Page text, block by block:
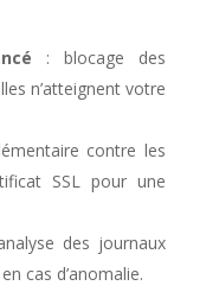
: blocage des
n’atteignent votre
contre les
SSL pour une
des journaux
cas d’anomalie.